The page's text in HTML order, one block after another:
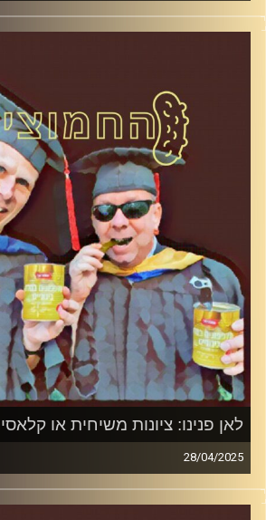
המערכת הפוליטית על ספת הפסיכולוג,
דוד ופרופסור גלעד הירשברגר
קרדיט תמונות:AudioVersity
לאן פנינו: ציונות משיחית או
28/04/2025
המערכת הפוליטית על ספת הפסיכולוג,
דוד ופרופסור גלעד הירשברגר